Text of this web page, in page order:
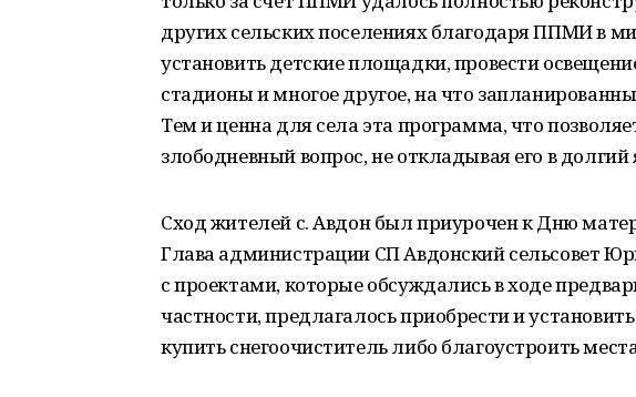
других сельских поселениях благодаря ППМИ в
установить детские площадки, провести
стадионы и многое другое, на что
Тем и ценна для села эта программа, что
злободневный вопрос, не откладывая его в
Сход жителей с. Авдон был приурочен к Дню
Глава администрации СП Авдонский сельсовет
с проектами, которые обсуждались в ходе
частности, предлагалось приобрести и
купить снегоочиститель либо благоустроить